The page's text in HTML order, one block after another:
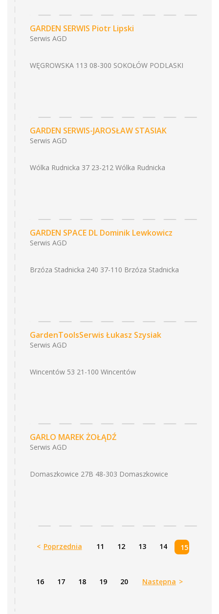
GARDEN SERWIS Piotr Lipski
Serwis AGD
WĘGROWSKA 113 08-300 SOKOŁÓW PODLASKI
GARDEN SERWIS-JAROSŁAW STASIAK
Serwis AGD
Wólka Rudnicka 37 23-212 Wólka Rudnicka
GARDEN SPACE DL Dominik Lewkowicz
Serwis AGD
Brzóza Stadnicka 240 37-110 Brzóza Stadnicka
GardenToolsSerwis Łukasz Szysiak
Serwis AGD
Wincentów 53 21-100 Wincentów
GARLO MAREK ŻOŁĄDŹ
Serwis AGD
Domaszkowice 27B 48-303 Domaszkowice
< Poprzednia 11 12 13 14 15
16 17 18 19 20 Następna >